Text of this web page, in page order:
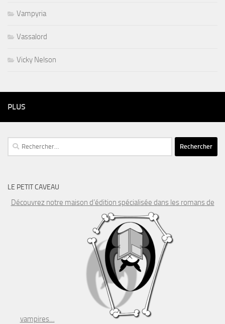
Vampyria
Vassalord
Vicky Nelson
PLUS
Rechercher :
LE PETIT CAVEAU
Découvrez notre maison d’édition spécialisée dans les romans de
vampires…